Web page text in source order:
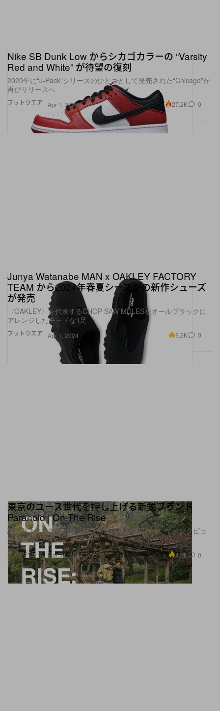
フットウエア
Nike SB Dunk Low からシカゴカラーの “Varsity
Red and White” が待望の復刻
2020年に“J-Pack”シリーズのひとつとして発売された“Chicago”が
再びリリースへ
Apr 1, 2024 27.2K 0
フットウエア
Junya Watanabe MAN x OAKLEY FACTORY
TEAM から2024年春夏シーズンの新作シューズ
が発売
〈OAKLEY〉を代表するCHOP SAW MULESをオールブラックに
アレンジしたモードな1足
Apr 1, 2024 9.2K 0
ファッション
東京のユース世代を押し上げる新鋭ブランド
Paranoid | On The Rise
謎に包まれた彼らの成長秘話や服作りの過程についてインタビュ
ーを敢行
Mar 31, 2024 4.2K 0